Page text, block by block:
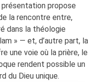
propose
la rencontre entre,
dans la théologie
» — et, d’autre part, la
une voie où la prière, le
rendent possible un
du Dieu unique.